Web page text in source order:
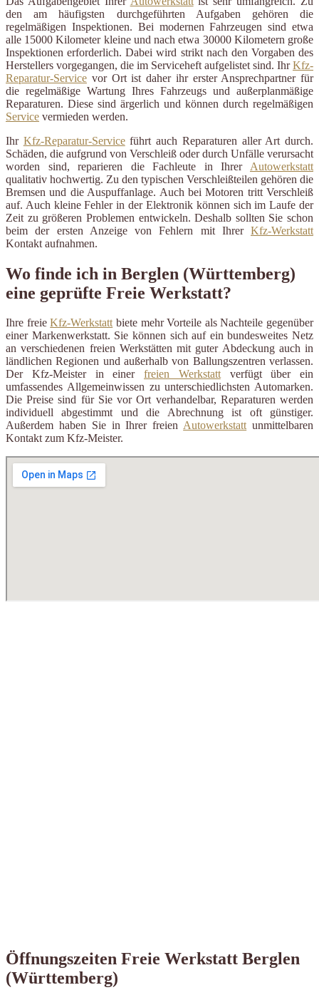
den am häufigsten durchgeführten Aufgaben gehören die
regelmäßigen Inspektionen. Bei modernen Fahrzeugen sind etwa
alle 15000 Kilometer kleine und nach etwa 30000 Kilometern große
Inspektionen erforderlich. Dabei wird strikt nach den Vorgaben des
Herstellers vorgegangen, die im Serviceheft aufgelistet sind. IhrKfz-
Reparatur-Service vor Ort ist daher ihr erster Ansprechpartner für
die regelmäßige Wartung Ihres Fahrzeugs und außerplanmäßige
Reparaturen. Diese sind ärgerlich und können durch regelmäßigen
Service vermieden werden.
Ihr Kfz-Reparatur-Serviceführt auch Reparaturen aller Art durch.
Schäden, die aufgrund von Verschleiß oder durch Unfälle verursacht
worden sind, reparieren die Fachleute in Ihrer Autowerkstatt
qualitativ hochwertig. Zu den typischen Verschleißteilen gehören die
Bremsen und die Auspuffanlage. Auch bei Motoren tritt Verschleiß
auf. Auch kleine Fehler in der Elektronik können sich im Laufe der
Zeit zu größeren Problemen entwickeln. Deshalb sollten Sie schon
beim der ersten Anzeige von Fehlern mit Ihrer Kfz-Werkstatt
Kontakt aufnahmen.
Wo finde ich in Berglen (Württemberg)
eine geprüfte Freie Werkstatt?
Ihre freieKfz-Werkstattbiete mehr Vorteile als Nachteile gegenüber
einer Markenwerkstatt. Sie können sich auf ein bundesweites Netz
an verschiedenen freien Werkstätten mit guter Abdeckung auch in
ländlichen Regionen und außerhalb von Ballungszentren verlassen.
Der Kfz-Meister in einer freien Werkstattverfügt über ein
umfassendes Allgemeinwissen zu unterschiedlichsten Automarken.
Die Preise sind für Sie vor Ort verhandelbar, Reparaturen werden
individuell abgestimmt und die Abrechnung ist oft günstiger.
Außerdem haben Sie in Ihrer freienAutowerkstattunmittelbaren
Kontakt zum Kfz-Meister.
Öffnungszeiten Freie Werkstatt Berglen
(Württemberg)